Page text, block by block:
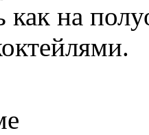
как на